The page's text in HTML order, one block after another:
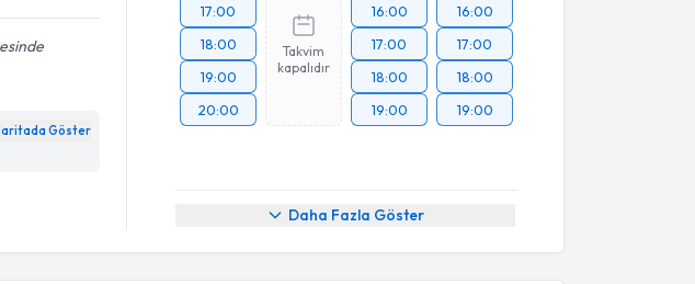
Göster
17:00
18:00
19:00
20:00
Takvim
kapalıdır
16:00
17:00
18:00
19:00
16:00
17:00
18:00
19:00
Daha Fazla Göster